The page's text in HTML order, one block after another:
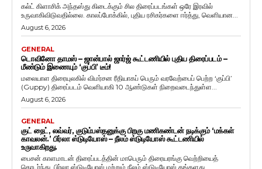
கல்ட் கிளாசிக் அந்தஸ்து கிடைக்கும் சில திரைப்படங்கள் ஒரே இரவில்
உருவாகிவிடுவதில்லை. காலப்போக்கில், புதிய ரசிகர்களை ஈர்த்து, வெளியான...
August 6, 2026
GENERAL
டொவினோ தாமஸ் – ஜான்பால் ஜார்ஜ் கூட்டணியில் புதிய திரைப்படம் –
மீண்டும் இணையும் ‘குப்பி’ டீம்!
மலையாள திரையுலகில் விமர்சன ரீதியாகப் பெரும் வரவேற்பைப் பெற்ற ‘குப்பி’
(Guppy) திரைப்படம் வெளியாகி 10 ஆண்டுகள் நிறைவடைந்துள்ள...
August 6, 2026
GENERAL
குட் நைட், லவ்வர், குடும்பஸ்தனுக்கு பிறகு மணிகண்டன் நடிக்கும் ‘மக்கள்
காவலன்.’ பிர்லா ஸ்டுடியோஸ் – நீலம் ஸ்டுடியோஸ் கூட்டணியில்
உருவாகிறது.
பைசன் காளமாடன் திரைப்படத்தின் மாபெரும் திரையரங்கு வெற்றியைத்
தொடர்ந்து, பிர்லா ஸ்டுடியோஸ் மற்றும் நீலம் ஸ்டுடியோஸ் தங்களது